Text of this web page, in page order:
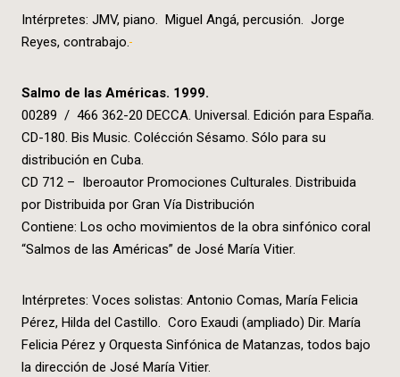
Intérpretes: JMV, piano. Miguel Angá, percusión. Jorge
Reyes, contrabajo.
Salmo de las Américas. 1999.
00289 / 466 362-20 DECCA. Universal. Edición para España.
CD-180. Bis Music. Colécción Sésamo. Sólo para su
distribución en Cuba.
CD 712 – Iberoautor Promociones Culturales. Distribuida
por Distribuida por Gran Vía Distribución
Contiene: Los ocho movimientos de la obra sinfónico coral
“Salmos de las Américas” de José María Vitier.
Intérpretes: Voces solistas: Antonio Comas, María Felicia
Pérez, Hilda del Castillo. Coro Exaudi (ampliado) Dir. María
Felicia Pérez y Orquesta Sinfónica de Matanzas, todos bajo
la dirección de José María Vitier.